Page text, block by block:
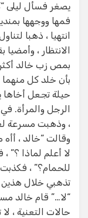
يصغر فسأل ليلى
فمها ووجهها
انتهيا ، ذهبا
الانتظار ،
بمص زب خالد
بأن خلد كل منهما
حيلة تجعل أخاها
الرجل والمرأة.
، وذهبت مسرعة
وقالت “خالد ،
لا أعلم لماذا ؟”
للحمام؟” ،
تذهبي خلال هذين
“لا…” قام خالد
حالات التعنية ،